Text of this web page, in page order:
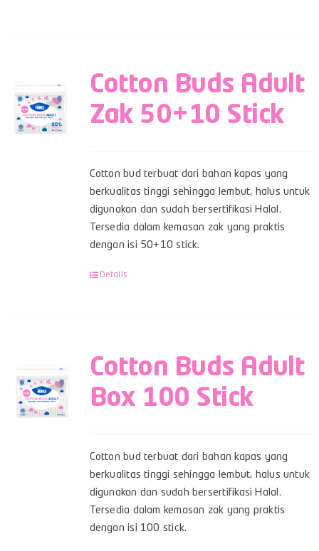
Cotton Buds Adult
Zak 50+10 Stick
Cotton bud terbuat dari bahan kapas yang
berkualitas tinggi sehingga lembut, halus untuk
digunakan dan sudah bersertifikasi Halal.
Tersedia dalam kemasan zak yang praktis
dengan isi 50+10 stick.
Details
Cotton Buds Adult
Box 100 Stick
Cotton bud terbuat dari bahan kapas yang
berkualitas tinggi sehingga lembut, halus untuk
digunakan dan sudah bersertifikasi Halal.
Tersedia dalam kemasan zak yang praktis
dengan isi 100 stick.